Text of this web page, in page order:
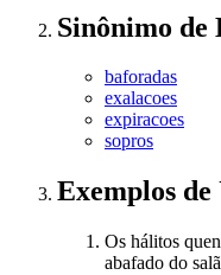
Sinônimo de
baforadas
exalacoes
expiracoes
sopros
Exemplos de
Os hálitos
abafado do